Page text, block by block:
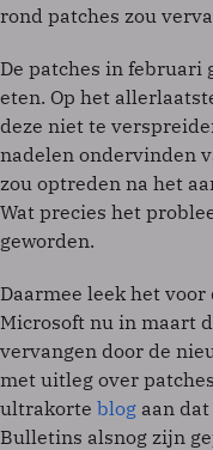
rond patches zou
De patches in februari
eten. Op het
deze niet te
nadelen ondervinden
zou optreden na het
Wat precies het
geworden.
Daarmee leek het
Microsoft nu in maart
vervangen door de
met uitleg over
ultrakorte blog aan
Bulletins alsnog zijn